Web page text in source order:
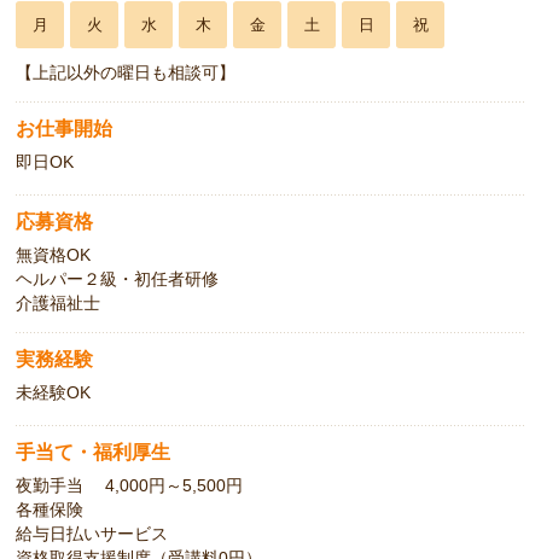
月 火 水 木 金 土 日 祝
【上記以外の曜日も相談可】
お仕事開始
即日OK
応募資格
無資格OK
ヘルパー２級・初任者研修
介護福祉士
実務経験
未経験OK
手当て・福利厚生
夜勤手当 4,000円～5,500円
各種保険
給与日払いサービス